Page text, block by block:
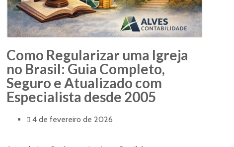
Como Regularizar uma Igreja
no Brasil: Guia Completo,
Seguro e Atualizado com
Especialista desde 2005
4 de fevereiro de 2026